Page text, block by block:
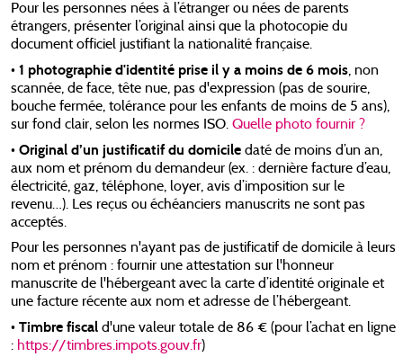
Pour les personnes nées à l’étranger ou nées de parents
étrangers, présenter l’original ainsi que la photocopie du
document officiel justifiant la nationalité française.
•1 photographie d'identité prise il y a moins de 6 mois, non
scannée, de face, tête nue, pas d'expression (pas de sourire,
bouche fermée, tolérance pour les enfants de moins de 5 ans),
sur fond clair, selon les normes ISO.Quelle photo fournir ?
•Original d’un justificatif du domiciledaté de moins d’un an,
aux nom et prénom du demandeur (ex. : dernière facture d’eau,
électricité, gaz, téléphone, loyer, avis d’imposition sur le
revenu…). Les reçus ou échéanciers manuscrits ne sont pas
acceptés.
Pour les personnes n'ayant pas de justificatif de domicile à leurs
nom et prénom : fournir une attestation sur l'honneur
manuscrite de l'hébergeant avec la carte d’identité originale et
une facture récente aux nom et adresse de l’hébergeant.
•Timbre fiscal d'une valeur totale de 86 € (pour l’achat en ligne
: https://timbres.impots.gouv.fr)